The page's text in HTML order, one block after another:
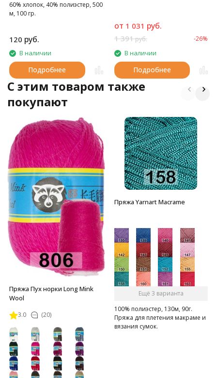
60% хлопок, 40% полиэстер, 500
м, 100 гр.
120 руб.
В наличии
Подробнее
от 1 031 руб.
1 391руб. -26%
В наличии
Подробнее
C этим товаром также
покупают
Пряжа Пух норки Long Mink
Wool
3.0 (20)
Пряжа Yarnart Macrame
Ещё 3 варианта
100% полиэстер, 130м, 90г.
Пряжа для плетения макраме и
вязания сумок.